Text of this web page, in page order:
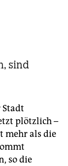
sind
Stadt
plötzlich –
mehr als die
so die